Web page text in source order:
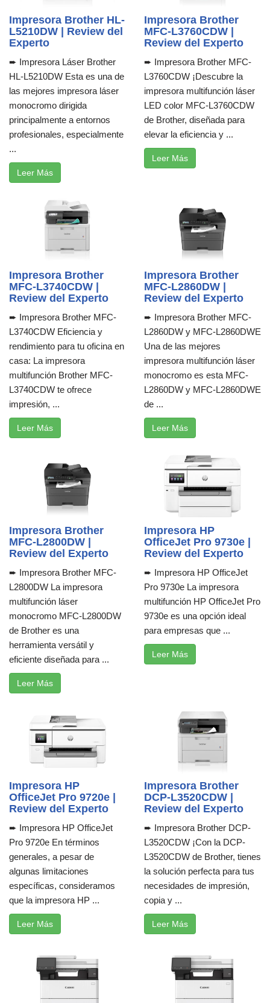
Impresora Brother HL-
L5210DW | Review del
Experto
➨ Impresora Láser Brother
HL-L5210DW Esta es una de
las mejores impresora láser
monocromo dirigida
principalmente a entornos
profesionales, especialmente
...
Leer Más
Impresora Brother
MFC-L3760CDW |
Review del Experto
➨ Impresora Brother MFC-
L3760CDW ¡Descubre la
impresora multifunción láser
LED color MFC-L3760CDW
de Brother, diseñada para
elevar la eficiencia y ...
Leer Más
Impresora Brother
MFC-L3740CDW |
Review del Experto
➨ Impresora Brother MFC-
L3740CDW Eficiencia y
rendimiento para tu oficina en
casa: La impresora
multifunción Brother MFC-
L3740CDW te ofrece
impresión, ...
Leer Más
Impresora Brother
MFC-L2860DW |
Review del Experto
➨ Impresora Brother MFC-
L2860DW y MFC-L2860DWE
Una de las mejores
impresora multifunción láser
monocromo es esta MFC-
L2860DW y MFC-L2860DWE
de ...
Leer Más
Impresora Brother
MFC-L2800DW |
Review del Experto
➨ Impresora Brother MFC-
L2800DW La impresora
multifunción láser
monocromo MFC-L2800DW
de Brother es una
herramienta versátil y
eficiente diseñada para ...
Leer Más
Impresora HP
OfficeJet Pro 9730e |
Review del Experto
➨ Impresora HP OfficeJet
Pro 9730e La impresora
multifunción HP OfficeJet Pro
9730e es una opción ideal
para empresas que ...
Leer Más
Impresora HP
OfficeJet Pro 9720e |
Review del Experto
➨ Impresora HP OfficeJet
Pro 9720e En términos
generales, a pesar de
algunas limitaciones
específicas, consideramos
que la impresora HP ...
Leer Más
Impresora Brother
DCP-L3520CDW |
Review del Experto
➨ Impresora Brother DCP-
L3520CDW ¡Con la DCP-
L3520CDW de Brother, tienes
la solución perfecta para tus
necesidades de impresión,
copia y ...
Leer Más